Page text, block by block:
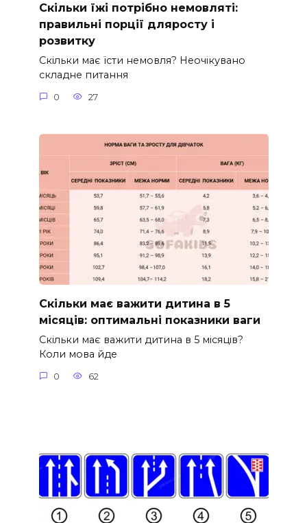
Скільки їжі потрібно немовляті:
правильні порції дляросту і
розвитку
Скільки має їсти немовля? Неочікувано
складне питання
0 27
Скільки має важити дитина в 5
місяців: оптимальні показники ваги
Скільки має важити дитина в 5 місяців?
Коли мова йде
0 62